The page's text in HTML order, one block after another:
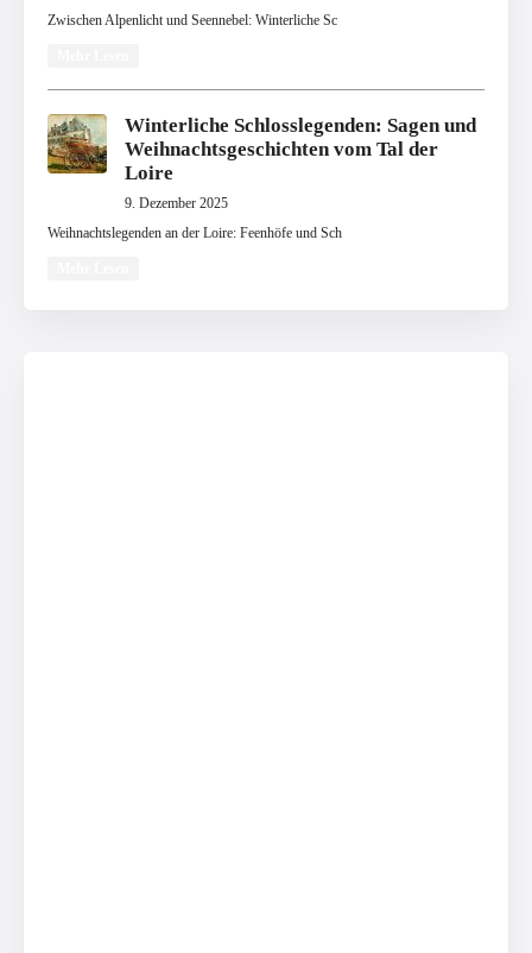
Zwischen Alpenlicht und Seennebel: Winterliche Sc
Winterliche Schlosslegenden: Sagen und
Weihnachtsgeschichten vom Tal der
Loire
9. Dezember 2025
Weihnachtslegenden an der Loire: Feenhöfe und Sch